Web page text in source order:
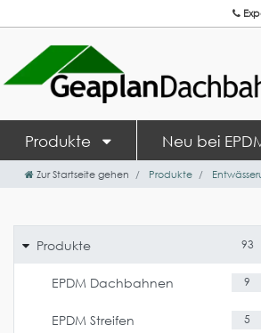
Produkte Neu bei
Zur Startseite gehen Produkte
Produkte 93
EPDM Dachbahnen 9
EPDM Streifen 5